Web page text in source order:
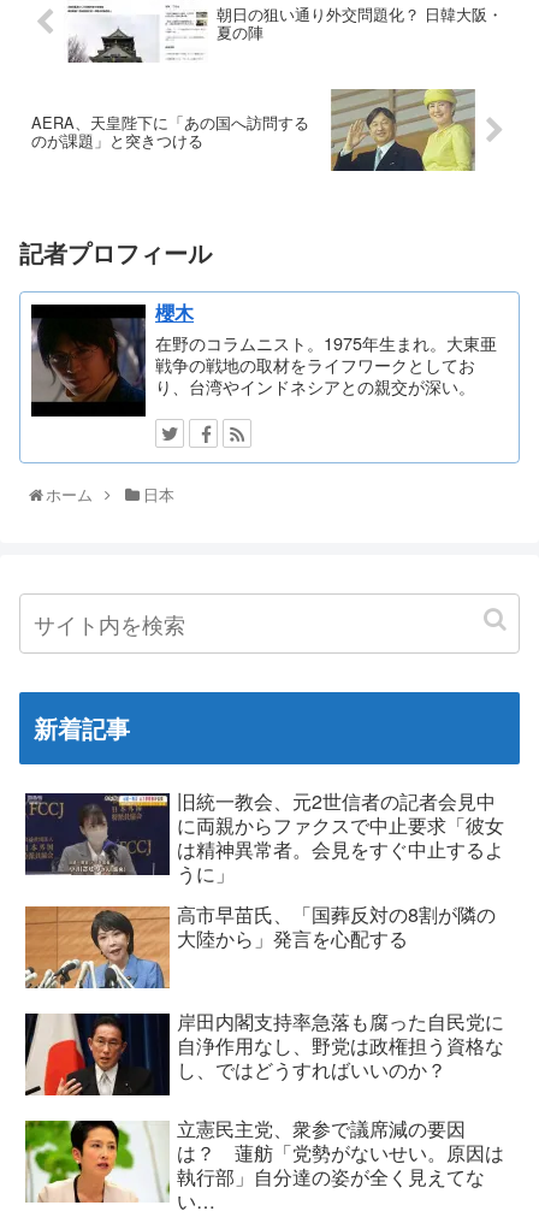
朝日の狙い通り外交問題化？ 日韓大阪・
夏の陣
AERA、天皇陛下に「あの国へ訪問する
のが課題」と突きつける
記者プロフィール
櫻木
在野のコラムニスト。1975年生まれ。大東亜
戦争の戦地の取材をライフワークとしてお
り、台湾やインドネシアとの親交が深い。
ホーム 日本
新着記事
旧統一教会、元2世信者の記者会見中
に両親からファクスで中止要求「彼女
は精神異常者。会見をすぐ中止するよ
うに」
高市早苗氏、「国葬反対の8割が隣の
大陸から」発言を心配する
岸田内閣支持率急落も腐った自民党に
自浄作用なし、野党は政権担う資格な
し、ではどうすればいいのか？
立憲民主党、衆参で議席減の要因
は？ 蓮舫「党勢がないせい。原因は
執行部」自分達の姿が全く見えてな
い…